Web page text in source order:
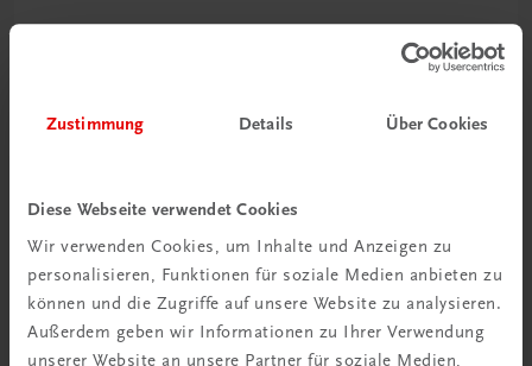
Zustimmung Details Über Cookies
Diese Webseite verwendet Cookies
Wir verwenden Cookies, um Inhalte und Anzeigen zu
personalisieren, Funktionen für soziale Medien anbieten zu
können und die Zugriffe auf unsere Website zu analysieren.
Außerdem geben wir Informationen zu Ihrer Verwendung
unserer Website an unsere Partner für soziale Medien,
Wie mit KI im Unterricht
umgehen?